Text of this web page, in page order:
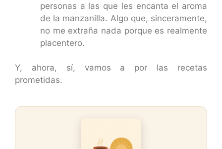
personas a las que les encanta el aroma
de la manzanilla. Algo que, sinceramente,
no me extraña nada porque es realmente
placentero.
Y, ahora, sí, vamos a por las recetas
prometidas.